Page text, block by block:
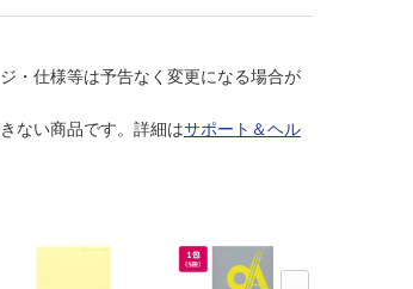
・仕様等は予告なく変更になる場合が
ない商品です。詳細はサポート＆ヘル